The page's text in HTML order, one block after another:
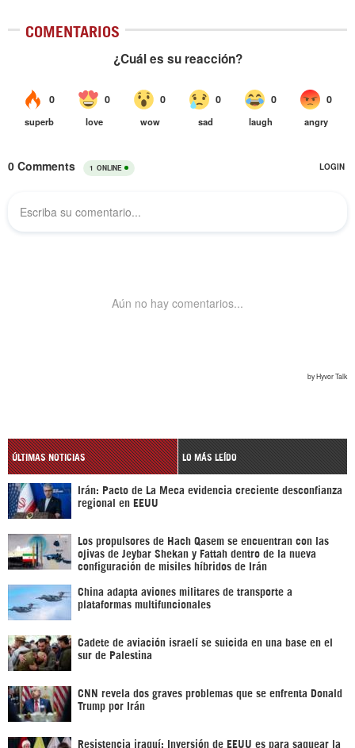
COMENTARIOS
ÚLTIMAS NOTICIAS LO MÁS LEÍDO
Irán: Pacto de La Meca evidencia creciente desconfianza
regional en EEUU
Los propulsores de Hach Qasem se encuentran con las
ojivas de Jeybar Shekan y Fattah dentro de la nueva
configuración de misiles híbridos de Irán
China adapta aviones militares de transporte a
plataformas multifuncionales
Cadete de aviación israelí se suicida en una base en el
sur de Palestina
CNN revela dos graves problemas que se enfrenta Donald
Trump por Irán
Resistencia iraquí: Inversión de EEUU es para saquear la